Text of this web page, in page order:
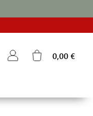
0,00 €